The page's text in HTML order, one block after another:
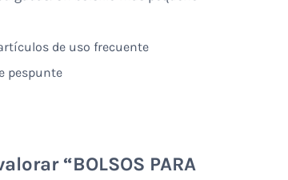
de uso frecuente
pespunte
“BOLSOS PARA